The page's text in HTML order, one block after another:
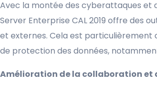
Avec la montée des cyberattaques et
Server Enterprise CAL 2019 offre des
et externes. Cela est particulièrement
de protection des données,
Amélioration de la collaboration et